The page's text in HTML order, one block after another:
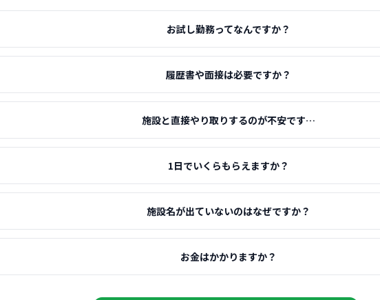
お試し勤務ってなんですか？
履歴書や面接は必要ですか？
施設と直接やり取りするのが不安です…
1日でいくらもらえますか？
施設名が出ていないのはなぜですか？
お金はかかりますか？